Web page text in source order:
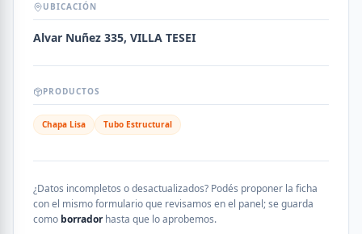
UBICACIÓN
Alvar Nuñez 335, VILLA TESEI
PRODUCTOS
Chapa Lisa Tubo Estructural
¿Datos incompletos o desactualizados? Podés proponer la ficha
con el mismo formulario que revisamos en el panel; se guarda
como borradorhasta que lo aprobemos.